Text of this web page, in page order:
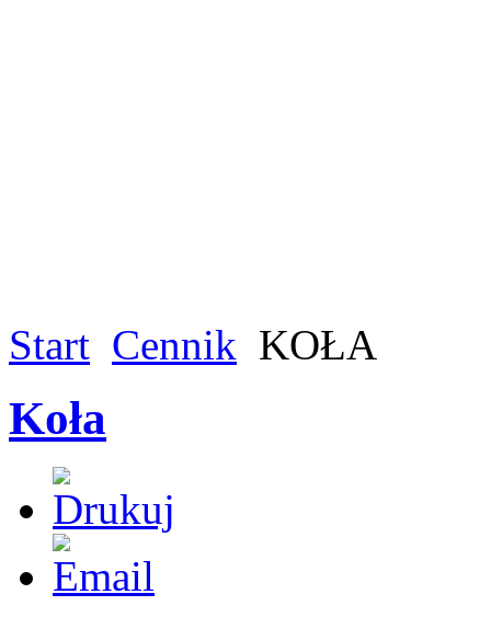
Start Cennik KOŁA
Koła